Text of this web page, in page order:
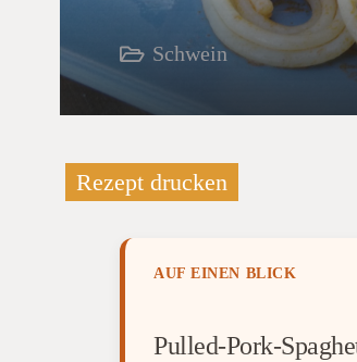
Schwein
Rezept drucken
AUF EINEN BLICK
Pulled-Pork-